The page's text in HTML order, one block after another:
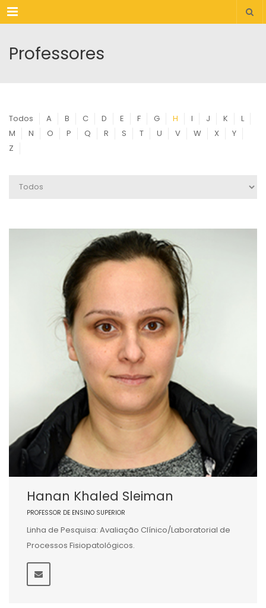
Menu
Professores
Todos A B C D E F G H I J K
L
M
N O P Q R S T U V W X
Y
Z
Hanan Khaled Sleiman
PROFESSOR DE ENSINO SUPERIOR
Linha de Pesquisa: Avaliação Clínico/Laboratorial de
Processos Fisiopatológicos.